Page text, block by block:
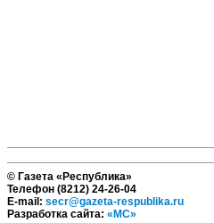
© Газета «Республика»
Телефон (8212) 24-26-04
E-mail: secr@gazeta-respublika.ru
Разработка сайта: «МС»